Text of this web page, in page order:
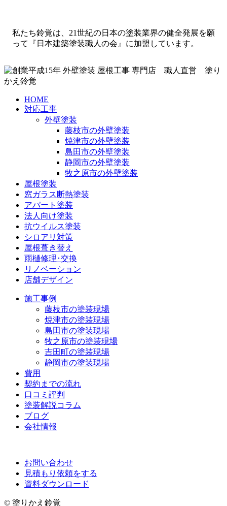
私たち鈴覚は、21世紀の日本の塗装業界の健全発展を願
って
『日本建築塗装職人の会』に加盟しています。
HOME
対応工事
外壁塗装
藤枝市の外壁塗装
焼津市の外壁塗装
島田市の外壁塗装
静岡市の外壁塗装
牧之原市の外壁塗装
屋根塗装
窓ガラス断熱塗装
アパート塗装
法人向け塗装
抗ウイルス塗装
シロアリ対策
屋根葺き替え
雨樋修理･交換
リノベーション
店舗デザイン
施工事例
藤枝市の塗装現場
焼津市の塗装現場
島田市の塗装現場
牧之原市の塗装現場
吉田町の塗装現場
静岡市の塗装現場
費用
契約までの流れ
口コミ評判
塗装解説コラム
ブログ
会社情報
お問い合わせ
見積もり依頼をする
資料ダウンロード
© 塗りかえ鈴覚